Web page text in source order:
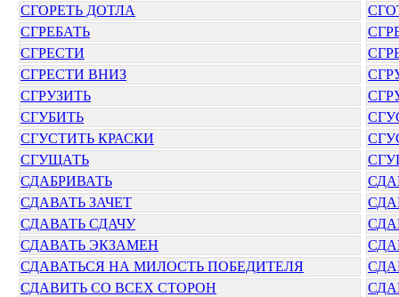
СГОРЕТЬ ДОТЛА
СГРЕБАТЬ
СГРЕСТИ
СГРЕСТИ ВНИЗ
СГРУЗИТЬ
СГУБИТЬ
СГУСТИТЬ КРАСКИ
СГУЩАТЬ
СДАБРИВАТЬ
СДАВАТЬ ЗАЧЕТ
СДАВАТЬ СДАЧУ
СДАВАТЬ ЭКЗАМЕН
СДАВАТЬСЯ НА МИЛОСТЬ ПОБЕДИТЕЛЯ
СДАВИТЬ СО ВСЕХ СТОРОН